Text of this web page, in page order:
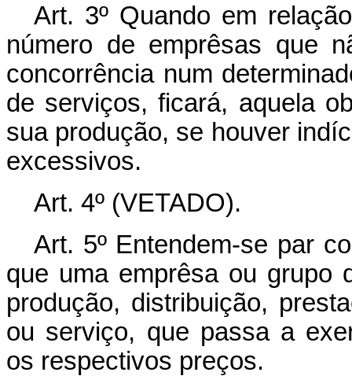
Art. 3º Quando em
número de emprêsas que
concorrência num
de serviços, ficará, aquela
sua produção, se houver
excessivos.
Art. 4º (VETADO).
Art. 5º Entendem-se par
que uma emprêsa ou grupo
produção, distribuição,
ou serviço, que passa a
os respectivos preços.